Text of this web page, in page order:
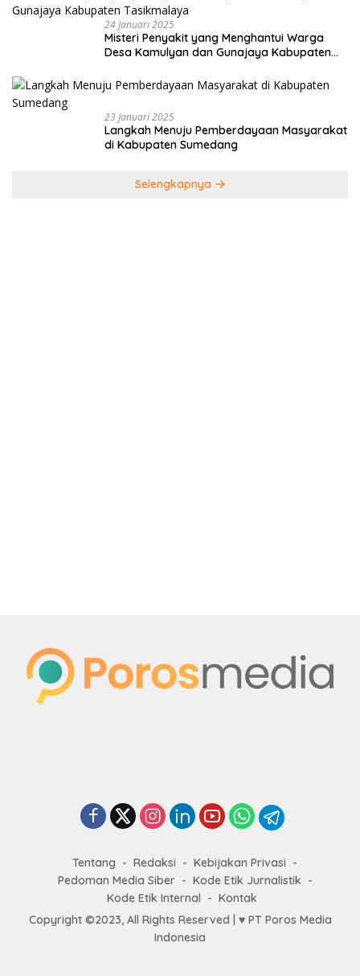
24 Januari 2025
Misteri Penyakit yang Menghantui Warga
Desa Kamulyan dan Gunajaya Kabupaten
23 Januari 2025
Langkah Menuju Pemberdayaan Masyarakat
di Kabupaten Sumedang
Selengkapnya
Tentang Redaksi
Kebijakan Privasi
Pedoman Media Siber
Kode Etik Jurnalistik
Kode Etik Internal
Kontak
Copyright ©2023, All Rights Reserved | ♥ PT Poros Media
Indonesia